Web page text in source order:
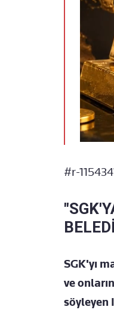
#r-
SGK'yı
ve
söyleyen